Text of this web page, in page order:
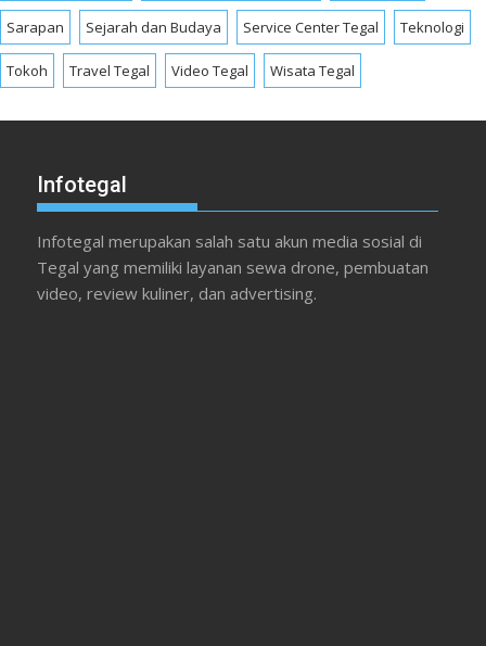
Sarapan Sejarah dan Budaya Service Center Tegal Teknologi
Tokoh Travel Tegal Video Tegal Wisata Tegal
Infotegal
Infotegal merupakan salah satu akun media sosial di
Tegal yang memiliki layanan sewa drone, pembuatan
video, review kuliner, dan advertising.